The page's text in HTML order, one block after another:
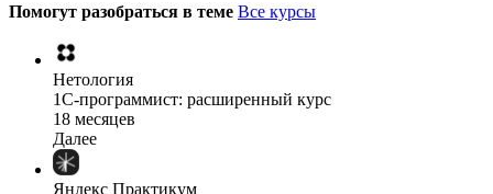
Помогут разобраться в теме Все курсы
Нетология
1C-программист: расширенный курс
18 месяцев
Далее
Яндекс Практикум